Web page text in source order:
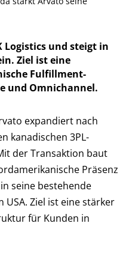
Logistics und steigt in
Ziel ist eine
Fulfillment-
und Omnichannel.
expandiert nach
kanadischen 3PL-
der Transaktion baut
Präsenz
seine bestehende
Ziel ist eine stärker
für Kunden in